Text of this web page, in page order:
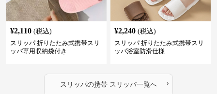
¥2,110 (税込)
スリッパ 折りたたみ式携帯スリ
ッパ専用収納袋付き
¥2,240 (税込)
スリッパ 折りたたみ式携帯スリ
ッパ浴室防滑仕様
スリッパの携帯 スリッパ一覧へ ›